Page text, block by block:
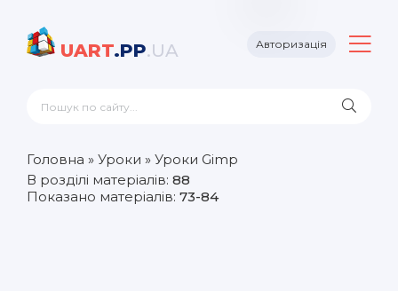
UART.PP.UA Авторизація
Головна » Уроки » Уроки Gimp
В розділі матеріалів: 88
Показано матеріалів: 73-84